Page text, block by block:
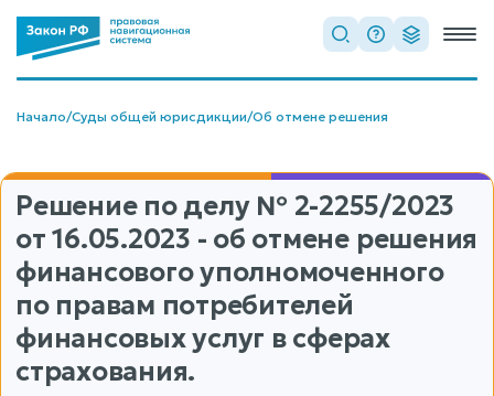
Начало/Суды общей юрисдикции/Об отмене решения
Решение по делу № 2-2255/2023
от 16.05.2023 - об отмене решения
финансового уполномоченного
по правам потребителей
финансовых услуг в сферах
страхования.